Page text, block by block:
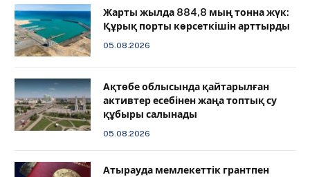
Жарты жылда 884,8 мың тонна жүк:
Құрық порты көрсеткішін арттырды
05.08.2026
Ақтөбе облысында қайтарылған
активтер есебінен жаңа топтық су
құбыры салынады
05.08.2026
Атырауда мемлекеттік грантпен